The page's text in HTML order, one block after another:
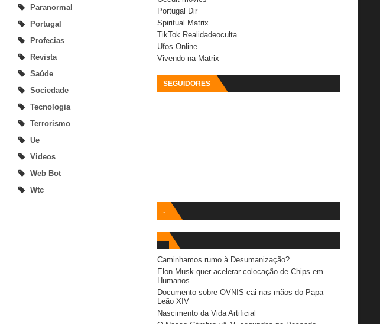
Paranormal
Portugal
Profecias
Revista
Saúde
Sociedade
Tecnologia
Terrorismo
Ue
Videos
Web Bot
Wtc
Portugal Dir
Spiritual Matrix
TikTok Realidadeoculta
Ufos Online
Vivendo na Matrix
SEGUIDORES
.
Caminhamos rumo à Desumanização?
Elon Musk quer acelerar colocação de Chips em
Humanos
Documento sobre OVNIS cai nas mãos do Papa
Leão XIV
Nascimento da Vida Artificial